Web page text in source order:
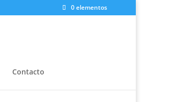
0 elementos
Contacto